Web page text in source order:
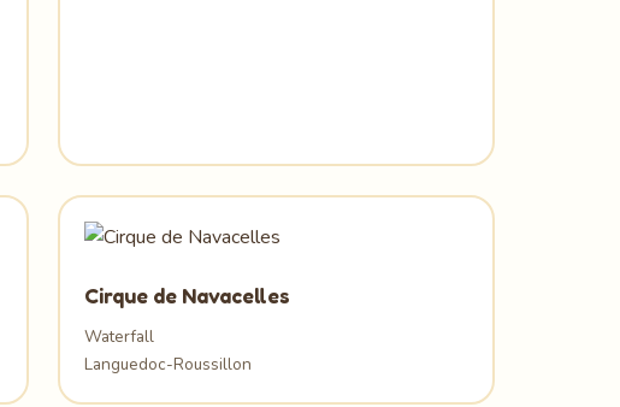
Cirque de Navacelles
Waterfall
Languedoc-Roussillon